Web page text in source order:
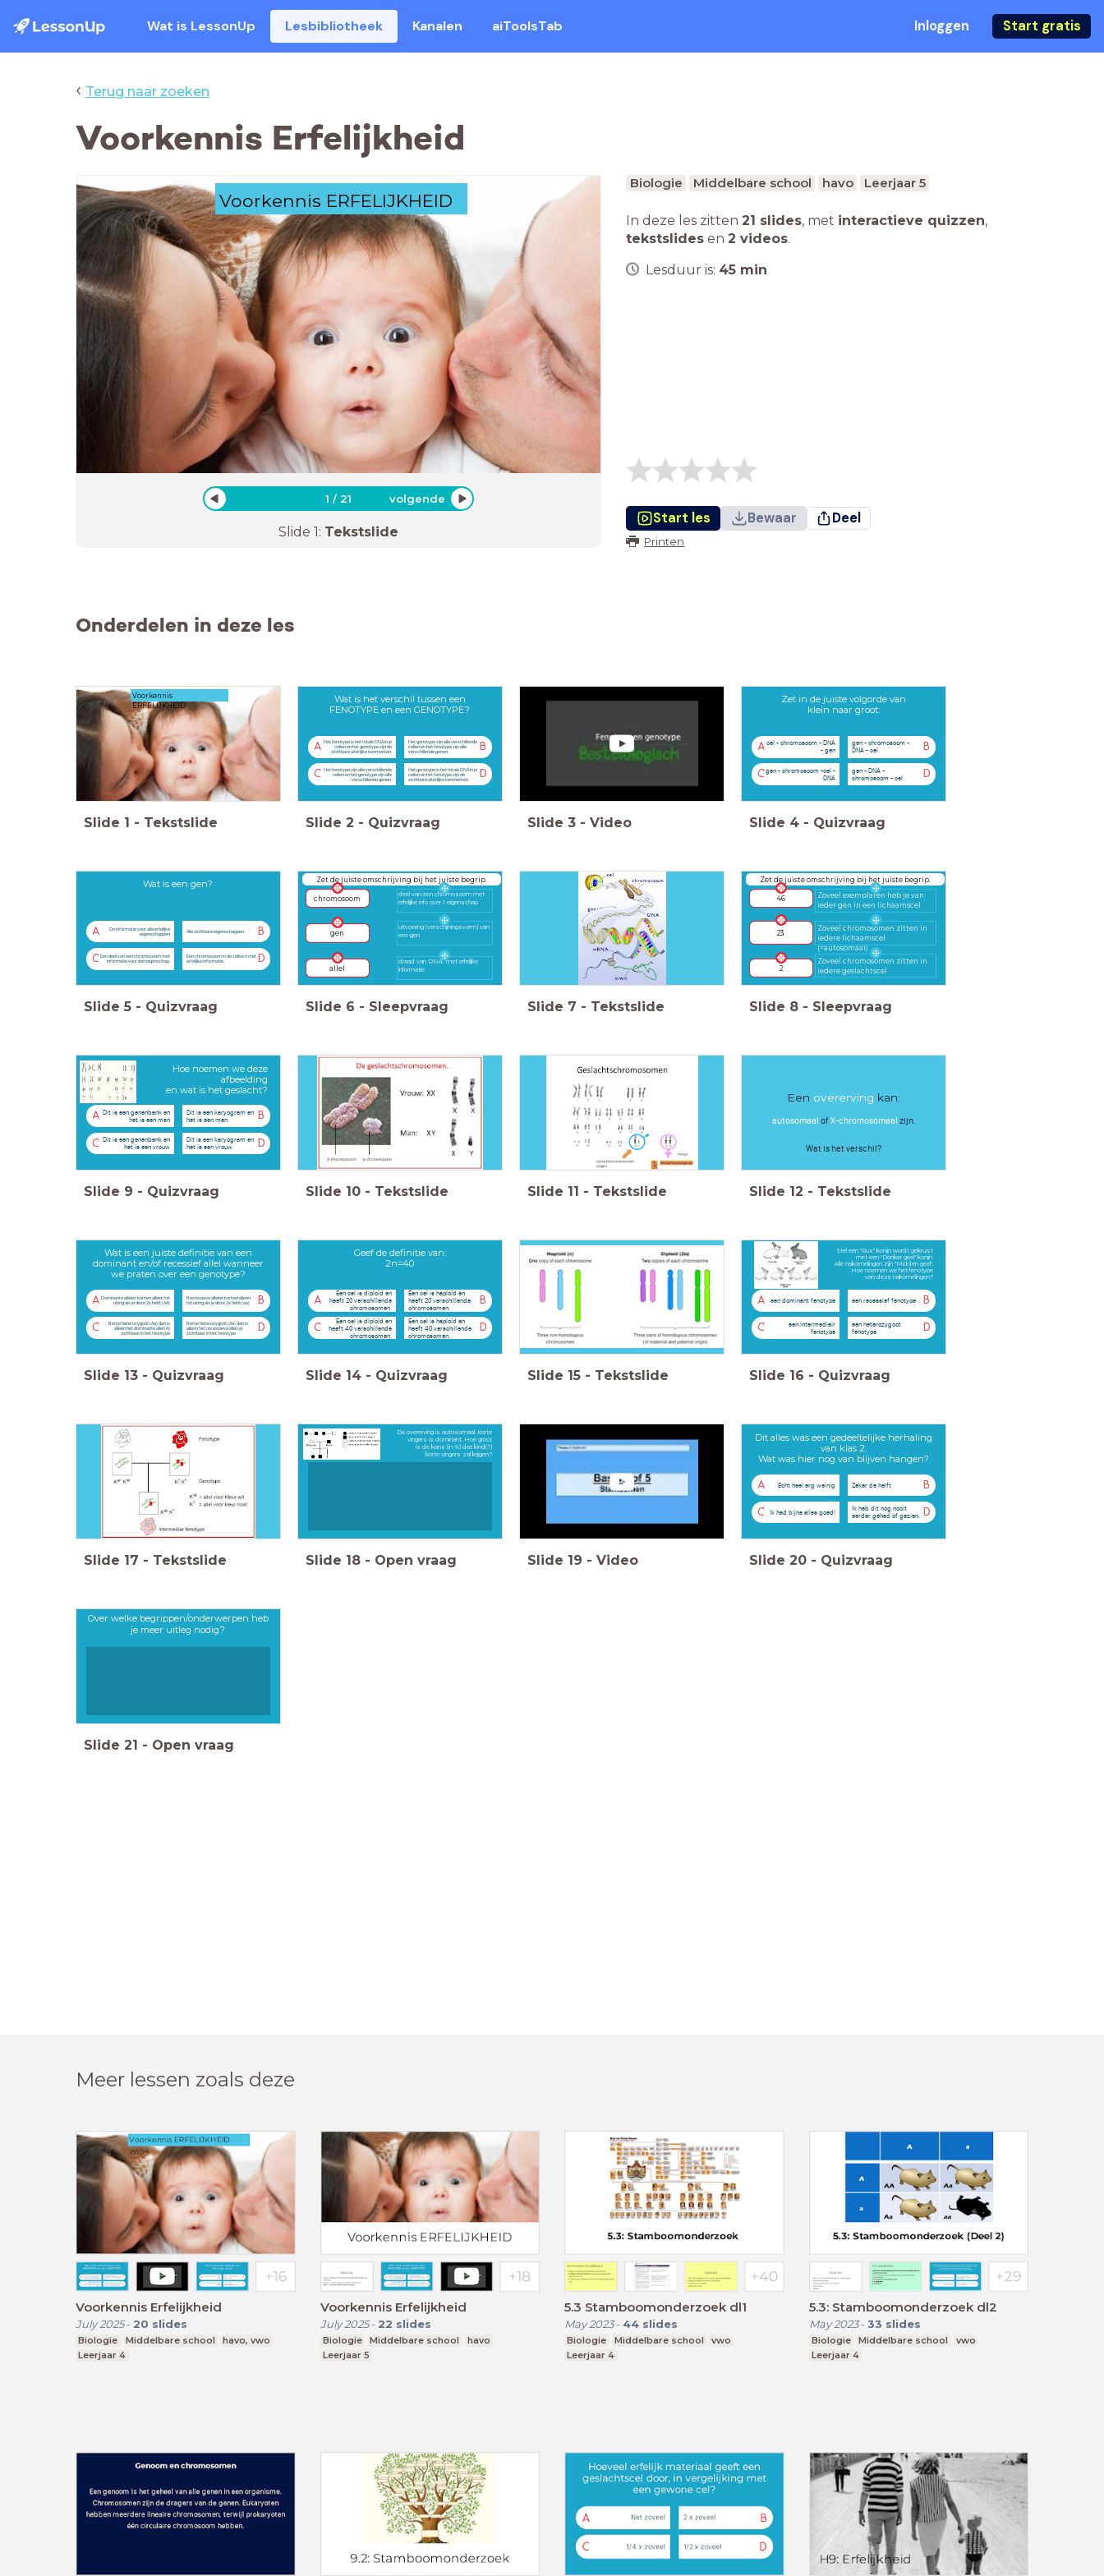
Wat is LessonUp Lesbibliotheek Kanalen aiToolsTab Inloggen Start gratis
‹ Terug naar zoeken
Voorkennis Erfelijkheid
Voorkennis ERFELIJKHEID
1 /21 volgende
Slide 1: Tekstslide
Biologie Middelbare school havo Leerjaar 5
In deze les zitten 21 slides, met interactieve quizzen,
tekstslides en 2 videos.
Lesduur is: 45 min
Start les Bewaar Deel
Printen
Onderdelen in deze les
Voorkennis
ERFELIJKHEID
Slide 1 - Tekstslide
Wat is het verschil tussen een
FENOTYPE en een GENOTYPE?
A
Het fenotype is het totale DNA in je
cellen en het genotype zijn de
zichtbare uiterlijke kenmerken.
B
Het genotype zijn alle verschillende
cellen en het fenotype zijn alle
verschillende genen.
C
Het fenotype zijn alle verschillende
cellen en het genotype zijn alle
verschillende genen.
D
Het genotype is het totale DNA in je
cellen en het fenotype zijn de
zichtbare uiterlijke kenmerken.
Slide 2 - Quizvraag Slide 3 - Video
Zet in de juiste volgorde van
klein naar groot:
A cel - chromosoom - DNA
- gen
B
gen - chromosoom -
DNA - cel
C gen - chromosoom -cel -
DNA
D
gen - DNA -
chromosoom - cel
Slide 4 - Quizvraag
Wat is een gen?
A
De informatie voor alle erfelijke
eigenschappen
B
Alle zichtbare eigenschappen
C Een deel van een chromosoom met
informatie voor één eigenschap.
D
Een chromosoom in de celkern met
erfelijke informatie.
Slide 5 - Quizvraag
Zet de juiste omschrijving bij het juiste begrip.
chromosoom
gen
allel
draad van DNA met erfelijke
informatie
deel van een chromosoom met
erfelijke info over 1 eigenschap
uitvoering (verschijningsvorm) van
een gen
Slide 6 - Sleepvraag Slide 7 - Tekstslide
Zet de juiste omschrijving bij het juiste begrip.
46
23
2
Zoveel exemplaren heb je van
ieder gen in een lichaamscel
Zoveel chromosomen zitten in
iedere lichaamscel
(=autosomaal)
Zoveel chromosomen zitten in
iedere geslachtscel
Slide 8 - Sleepvraag
Hoe noemen we deze
afbeelding
en wat is het geslacht?
A Dit is een genenbank en
het is een man
B
Dit is een karyogram en
het is een man
C Dit is een genenbank en
het is een vrouw
D
Dit is een karyogram en
het is een vrouw
Slide 9 - Quizvraag Slide 10 - Tekstslide Slide 11 - Tekstslide
Een overerving kan:
autosomaal ofX-chromosomaal zijn.
Wat is het verschil?
Slide 12 - Tekstslide
Wat is een juiste definitie van een
dominant en/of recessief allel wanneer
we praten over een genotype?
A Dominante allelen komen alleen tot
uiting als je deze 2x hebt (AA)
B
Recessieve allelen komen alleen
tot uiting als je deze 2x hebt (aa)
C
Ben je heterozygoot (Aa) dan is
alleen het dominante allel (A)
zichtbaar in het fenotype
D
Ben je heterozygoot (Aa) dan is
alleen het recessieve allel (a)
zichtbaar in het fenotype
Slide 13 - Quizvraag
Geef de definitie van:
2n=40
A
Een cel is diploïd en
heeft 20 verschillende
chromosomen.
B
Een cel is haploïd en
heeft 20 verschillende
chromosomen.
C
Een cel is diploïd en
heeft 40 verschillende
chromosomen.
D
Een cel is haploïd en
heeft 40 verschillende
chromosomen.
Slide 14 - Quizvraag Slide 15 - Tekstslide
Stel een "Rus" konijn wordt gekruist
met een "Donker geel" konijn.
Alle nakomelingen zijn "Midden geel".
Hoe noemen we het fenotype
van deze nakomelingen?
A een dominant fenotype B
een recessief fenotype
C
een intermediair
fenotype
D
een heterozygoot
fenotype
Slide 16 - Quizvraag
Slide 17 - Tekstslide
De overerving is autosomaal. Korte
vingers is dominant. Hoe groot
is de kans (in %) dat kind(?)
korte vingers zal krijgen?
Slide 18 - Open vraag Slide 19 - Video
Dit alles was een gedeeltelijke herhaling
van klas 2.
Wat was hier nog van blijven hangen?
A Echt heel erg weinig B
Zeker de helft
C Ik had bijna alles goed! D
Ik heb dit nog nooit
eerder gehad of gezien.
Slide 20 - Quizvraag
Over welke begrippen/onderwerpen heb
je meer uitleg nodig?
Slide 21 - Open vraag
Meer lessen zoals deze
Voorkennis Erfelijkheid
July 2025- 20 slides
Biologie Middelbare school
havo, vwo
Leerjaar 4
Voorkennis Erfelijkheid
July 2025- 22 slides
Biologie Middelbare school
havo
Leerjaar 5
5.3 Stamboomonderzoek dl1
May 2023- 44 slides
Biologie Middelbare school
vwo
Leerjaar 4
5.3: Stamboomonderzoek dl2
May 2023- 33 slides
Biologie Middelbare school
vwo
Leerjaar 4